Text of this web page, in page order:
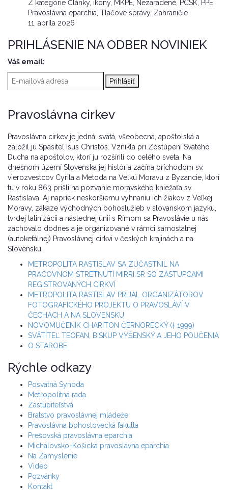
Z kategórie Články, ikony, MKPE, Nezaradené, PCSK, PPE,
Pravoslávna eparchia, Tlačové správy, Zahraničie
11. apríla 2026
PRIHLÁSENIE NA ODBER NOVINIEK
Váš email:
Pravoslávna cirkev
Pravoslávna cirkev je jedná, svätá, všeobecná, apoštolská a
založil ju Spasiteľ Isus Christos. Vznikla pri Zostúpení Svätého
Ducha na apoštolov, ktorí ju rozšírili do celého sveta. Na
dnešnom území Slovenska jej história začína príchodom sv.
vierozvestcov Cyrila a Metoda na Veľkú Moravu z Byzancie, ktorí
tu v roku 863 prišli na pozvanie moravského kniežaťa sv.
Rastislava. Aj napriek neskoršiemu vyhnaniu ich žiakov z Veľkej
Moravy, zákaze východných bohoslužieb v slovanskom jazyku,
tvrdej latinizácii a následnej únií s Rímom sa Pravoslávie u nás
zachovalo dodnes a je organizované v rámci samostatnej
(autokefálnej) Pravoslávnej cirkvi v českých krajinách a na
Slovensku.
METROPOLITA RASTISLAV SA ZÚČASTNIL NA
PRACOVNOM STRETNUTÍ MIRRI SR SO ZÁSTUPCAMI
REGISTROVANÝCH CIRKVÍ
METROPOLITA RASTISLAV PRIJAL ORGANIZÁTOROV
FOTOGRAFICKÉHO PROJEKTU O PRAVOSLÁVÍ V
ČECHÁCH A NA SLOVENSKU
NOVOMUČENÍK CHARITON ČERNORECKÝ († 1999)
SVÄTITEĽ TEOFAN, BISKUP VYŠENSKÝ A JEHO POUČENIA
O STAROBE
Rýchle odkazy
Posvätná Synoda
Metropolitná rada
Zastupiteľstvá
Bratstvo pravoslávnej mládeže
Pravoslávna bohoslovecká fakulta
Prešovská pravoslávna eparchia
Michalovsko-Košická pravoslávna eparchia
Na Zamyslenie
Video
Pozvánky
Kontakt